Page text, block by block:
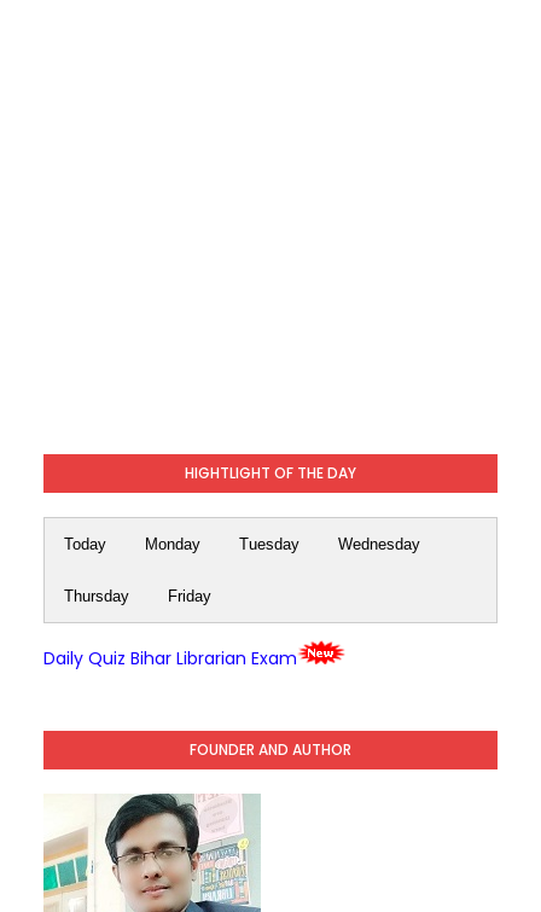
HIGHTLIGHT OF THE DAY
Today Monday Tuesday Wednesday
Thursday Friday
Daily Quiz Bihar Librarian Exam
FOUNDER AND AUTHOR